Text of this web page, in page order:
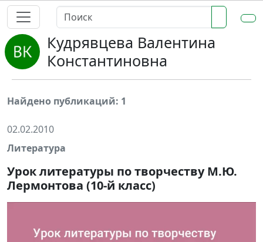
Кудрявцева Валентина
Константиновна
Найдено публикаций: 1
02.02.2010
Литература
Урок литературы по творчеству М.Ю.
Лермонтова (10-й класс)